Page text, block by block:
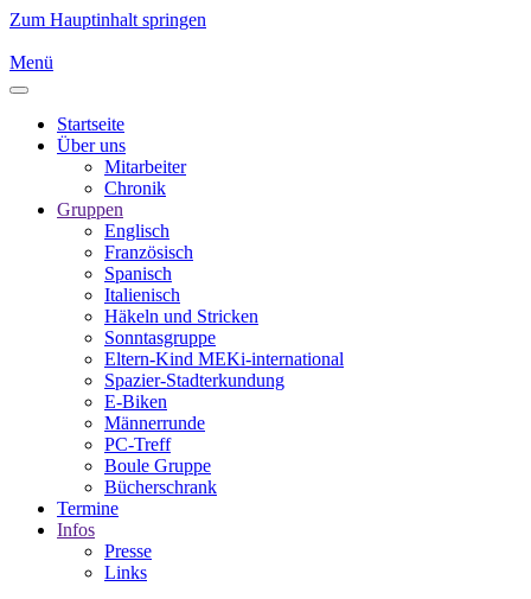
Zum Hauptinhalt springen
Menü
Startseite
Über uns
Mitarbeiter
Chronik
Gruppen
Englisch
Französisch
Spanisch
Italienisch
Häkeln und Stricken
Sonntasgruppe
Eltern-Kind MEKi-international
Spazier-Stadterkundung
E-Biken
Männerrunde
PC-Treff
Boule Gruppe
Bücherschrank
Termine
Infos
Presse
Links